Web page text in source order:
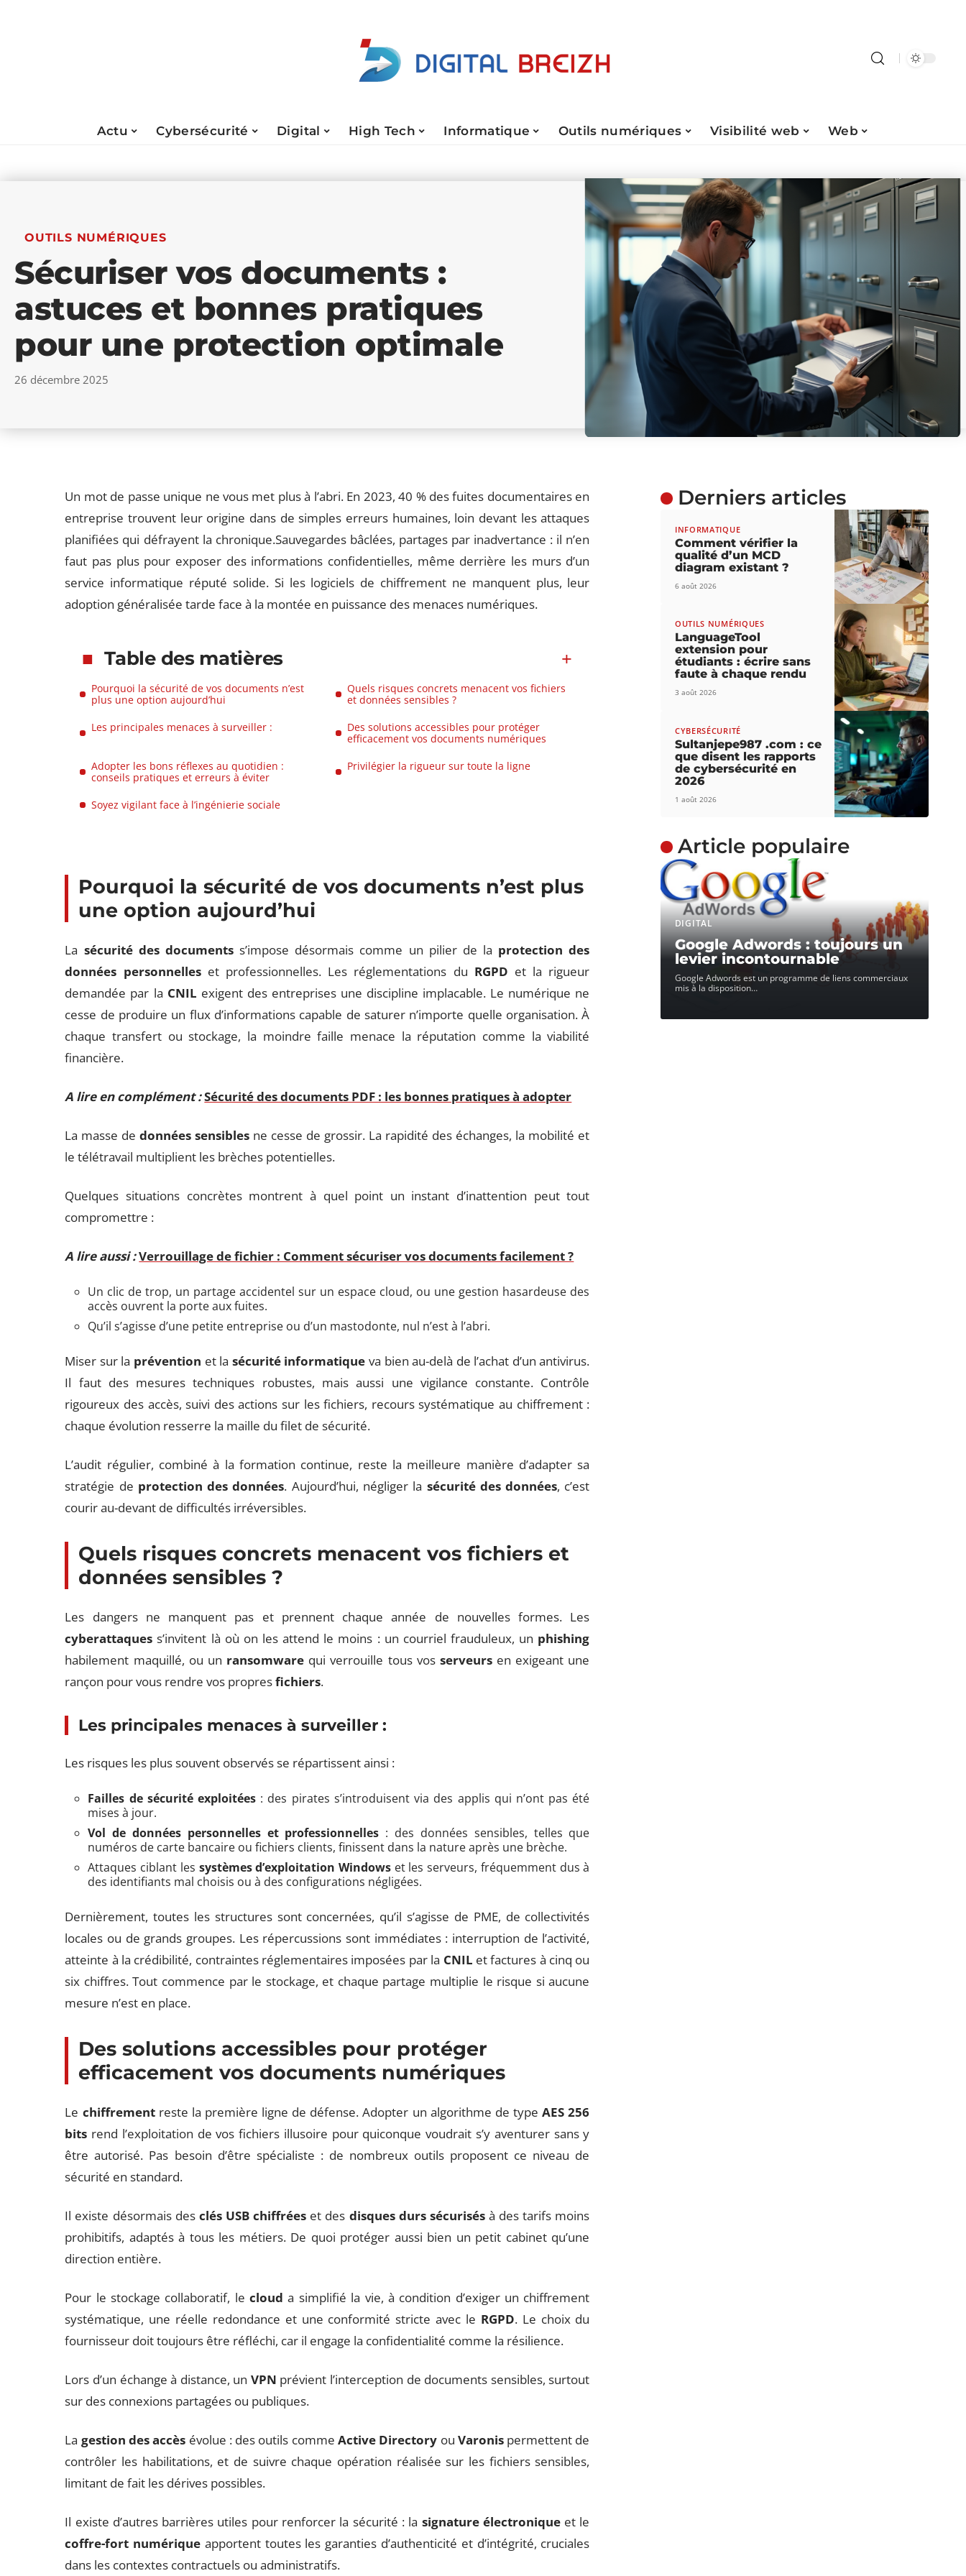
Actu Cybersécurité Digital High Tech Informatique Outils numériques Visibilité web Web
OUTILS NUMÉRIQUES
Sécuriser vos documents :
astuces et bonnes pratiques
pour une protection optimale
26 décembre 2025
Un mot de passe unique ne vous met plus à l’abri. En 2023, 40 % des fuites documentaires en
entreprise trouvent leur origine dans de simples erreurs humaines, loin devant les attaques
planifiées qui défrayent la chronique.Sauvegardes bâclées, partages par inadvertance : il n’en
faut pas plus pour exposer des informations confidentielles, même derrière les murs d’un
service informatique réputé solide. Si les logiciels de chiffrement ne manquent plus, leur
adoption généralisée tarde face à la montée en puissance des menaces numériques.
Table des matières
Pourquoi la sécurité de vos documents n’est
plus une option aujourd’hui
Quels risques concrets menacent vos fichiers
et données sensibles ?
Les principales menaces à surveiller :
Des solutions accessibles pour protéger
efficacement vos documents numériques
Adopter les bons réflexes au quotidien :
conseils pratiques et erreurs à éviter
Privilégier la rigueur sur toute la ligne
Soyez vigilant face à l’ingénierie sociale
Pourquoi la sécurité de vos documents n’est plus
une option aujourd’hui
La sécurité des documentss’impose désormais comme un pilier de la protection des
données personnelleset professionnelles. Les réglementations du RGPD et la rigueur
demandée par la CNIL exigent des entreprises une discipline implacable. Le numérique ne
cesse de produire un flux d’informations capable de saturer n’importe quelle organisation. À
chaque transfert ou stockage, la moindre faille menace la réputation comme la viabilité
financière.
A lire en complément :Sécurité des documents PDF : les bonnes pratiques à adopter
La masse dedonnées sensibles ne cesse de grossir. La rapidité des échanges, la mobilité et
le télétravail multiplient les brèches potentielles.
Quelques situations concrètes montrent à quel point un instant d’inattention peut tout
compromettre :
A lire aussi :Verrouillage de fichier : Comment sécuriser vos documents facilement ?
Un clic de trop, un partage accidentel sur un espace cloud, ou une gestion hasardeuse des
accès ouvrent la porte aux fuites.
Qu’il s’agisse d’une petite entreprise ou d’un mastodonte, nul n’est à l’abri.
Miser sur la prévention et la sécurité informatique va bien au-delà de l’achat d’un antivirus.
Il faut des mesures techniques robustes, mais aussi une vigilance constante. Contrôle
rigoureux des accès, suivi des actions sur les fichiers, recours systématique au chiffrement :
chaque évolution resserre la maille du filet de sécurité.
L’audit régulier, combiné à la formation continue, reste la meilleure manière d’adapter sa
stratégie de protection des données. Aujourd’hui, négliger la sécurité des données, c’est
courir au-devant de difficultés irréversibles.
Quels risques concrets menacent vos fichiers et
données sensibles ?
Les dangers ne manquent pas et prennent chaque année de nouvelles formes. Les
cyberattaques s’invitent là où on les attend le moins : un courriel frauduleux, un phishing
habilement maquillé, ou un ransomware qui verrouille tous vos serveursen exigeant une
rançon pour vous rendre vos propresfichiers.
Les principales menaces à surveiller :
Les risques les plus souvent observés se répartissent ainsi :
Failles de sécurité exploitées : des pirates s’introduisent via des applis qui n’ont pas été
mises à jour.
Vol de données personnelles et professionnelles : des données sensibles, telles que
numéros de carte bancaire ou fichiers clients, finissent dans la nature après une brèche.
Attaques ciblant les systèmes d’exploitation Windows et les serveurs, fréquemment dus à
des identifiants mal choisis ou à des configurations négligées.
Dernièrement, toutes les structures sont concernées, qu’il s’agisse de PME, de collectivités
locales ou de grands groupes. Les répercussions sont immédiates : interruption de l’activité,
atteinte à la crédibilité, contraintes réglementaires imposées par la CNIL et factures à cinq ou
six chiffres. Tout commence par le stockage, et chaque partage multiplie le risque si aucune
mesure n’est en place.
Des solutions accessibles pour protéger
efficacement vos documents numériques
Le chiffrementreste la première ligne de défense. Adopter un algorithme de typeAES 256
bits rend l’exploitation de vos fichiers illusoire pour quiconque voudrait s’y aventurer sans y
être autorisé. Pas besoin d’être spécialiste : de nombreux outils proposent ce niveau de
sécurité en standard.
Il existe désormais des clés USB chiffrées et des disques durs sécurisésà des tarifs moins
prohibitifs, adaptés à tous les métiers. De quoi protéger aussi bien un petit cabinet qu’une
direction entière.
Pour le stockage collaboratif, lecloud a simplifié la vie, à condition d’exiger un chiffrement
systématique, une réelle redondance et une conformité stricte avec le RGPD. Le choix du
fournisseur doit toujours être réfléchi, car il engage la confidentialité comme la résilience.
Lors d’un échange à distance, un VPN prévient l’interception de documents sensibles, surtout
sur des connexions partagées ou publiques.
La gestion des accès évolue : des outils comme Active Directory ou Varonispermettent de
contrôler les habilitations, et de suivre chaque opération réalisée sur les fichiers sensibles,
limitant de fait les dérives possibles.
Il existe d’autres barrières utiles pour renforcer la sécurité : la signature électroniqueet le
coffre-fort numérique apportent toutes les garanties d’authenticité et d’intégrité, cruciales
dans les contextes contractuels ou administratifs.
Derniers articles
INFORMATIQUE
Comment vérifier la
qualité d’un MCD
diagram existant ?
6 août 2026
OUTILS NUMÉRIQUES
LanguageTool
extension pour
étudiants : écrire sans
faute à chaque rendu
3 août 2026
CYBERSÉCURITÉ
Sultanjepe987 .com : ce
que disent les rapports
de cybersécurité en
2026
1 août 2026
Article populaire
DIGITAL
Google Adwords : toujours un
levier incontournable
Google Adwords est un programme de liens commerciaux
mis à la disposition…